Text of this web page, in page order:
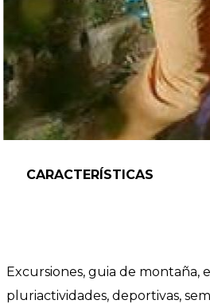
CARACTERÍSTICAS
Excursiones, guia de montaña,
pluriactividades, deportivas,